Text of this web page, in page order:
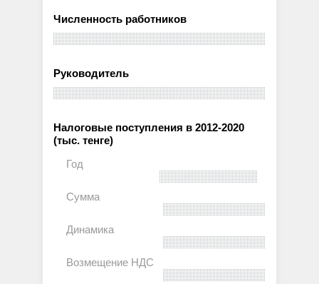
Численность работников
Руководитель
Налоговые поступления в 2012-2020
(тыс. тенге)